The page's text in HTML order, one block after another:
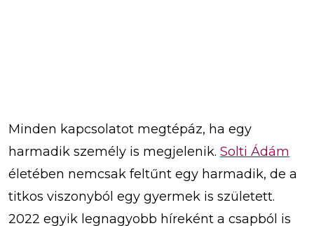
Minden kapcsolatot megtépáz, ha egy
harmadik személy is megjelenik. Solti Ádám
életében nemcsak feltűnt egy harmadik, de a
titkos viszonyból egy gyermek is született.
2022 egyik legnagyobb híreként a csapból is